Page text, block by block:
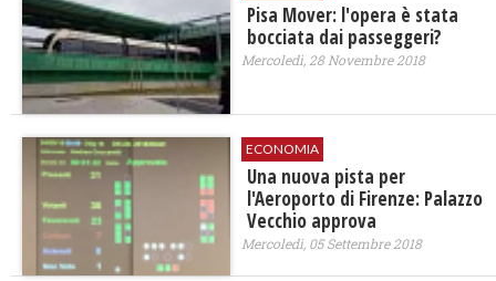
Pisa Mover: l'opera è stata
bocciata dai passeggeri?
Mercoledì, 28 Novembre 2018
ECONOMIA
Una nuova pista per
l'Aeroporto di Firenze: Palazzo
Vecchio approva
Mercoledì, 05 Settembre 2018